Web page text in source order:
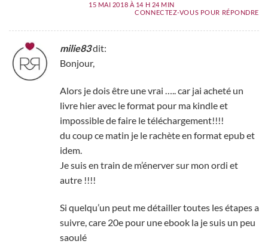
15 MAI 2018 À 14 H 24 MIN
CONNECTEZ-VOUS POUR RÉPONDRE
milie83dit:
Bonjour,
Alors je dois être une vrai ….. car jai acheté un
livre hier avec le format pour ma kindle et
impossible de faire le téléchargement!!!!
du coup ce matin je le rachète en format epub et
idem.
Je suis en train de m’énerver sur mon ordi et
autre !!!!
Si quelqu’un peut me détailler toutes les étapes a
suivre, care 20e pour une ebook la je suis un peu
saoulé